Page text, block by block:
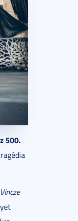
500.